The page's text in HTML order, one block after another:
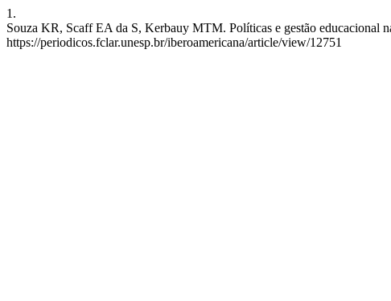
1.
Souza KR, Scaff EA da S, Kerbauy MTM. Políticas e gestão educacional
https://periodicos.fclar.unesp.br/iberoamericana/article/view/12751